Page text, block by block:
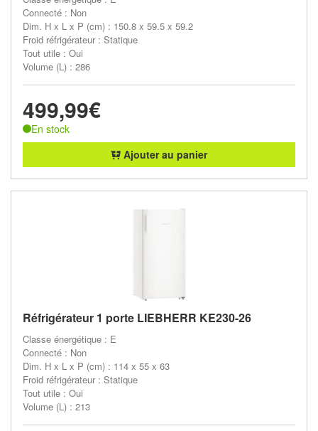
Connecté : Non
Dim. H x L x P (cm) : 150.8 x 59.5 x 59.2
Froid réfrigérateur : Statique
Tout utile : Oui
Volume (L) : 286
499,99€
En stock
Ajouter au panier
Réfrigérateur 1 porte LIEBHERR KE230-26
Classe énergétique : E
Connecté : Non
Dim. H x L x P (cm) : 114 x 55 x 63
Froid réfrigérateur : Statique
Tout utile : Oui
Volume (L) : 213